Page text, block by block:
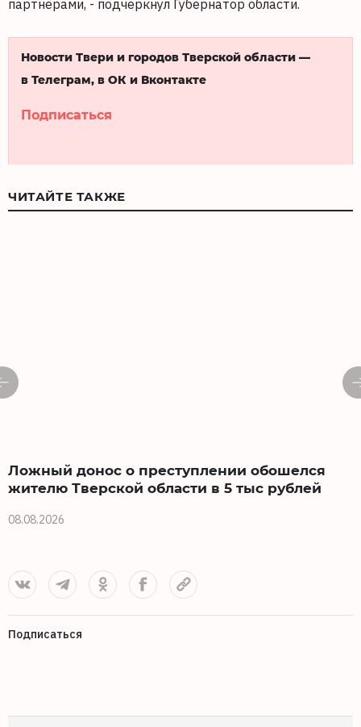
партнёрами, - подчеркнул Губернатор области.
Новости Твери и городов Тверской области —
в Телеграм, в ОК и Вконтакте
Подписаться
ЧИТАЙТЕ ТАКЖЕ
Ложный донос о преступлении обошелся
жителю Тверской области в 5 тыс рублей
08.08.2026
Подписаться